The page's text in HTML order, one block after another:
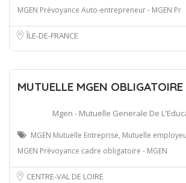
MGEN Prévoyance Auto-entrepreneur - MGEN Pr
ÎLE-DE-FRANCE
MUTUELLE MGEN
Mgen - Mutuelle Generale De
MGEN Mutuelle Entreprise, Mutuelle
MGEN Prévoyance cadre obligatoire - MGEN
CENTRE-VAL DE LOIRE